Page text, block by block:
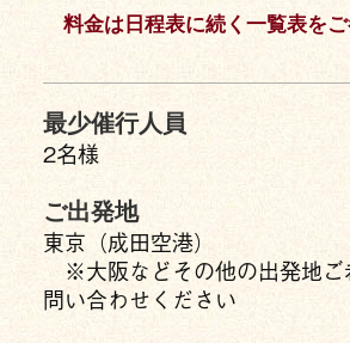
料金は日程表に続く一覧表を
最少催行人員
2名様
ご出発地
東京（成田空港）
※大阪などその他の出発地ご
問い合わせください